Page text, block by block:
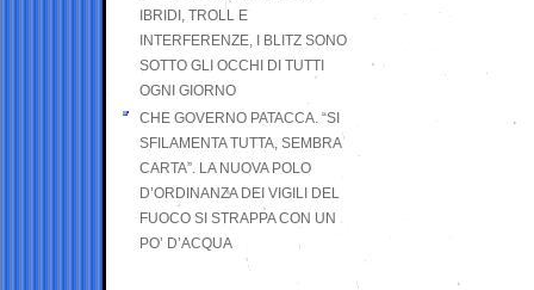
IBRIDI, TROLL E
INTERFERENZE, I BLITZ SONO
SOTTO GLI OCCHI DI TUTTI
OGNI GIORNO
CHE GOVERNO PATACCA. “SI
SFILAMENTA TUTTA, SEMBRA
CARTA”. LA NUOVA POLO
D’ORDINANZA DEI VIGILI DEL
FUOCO SI STRAPPA CON UN
PO’ D’ACQUA